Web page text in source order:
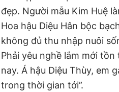
đẹp. Người mẫu Kim Huệ
Hoa hậu Diệu Hân bộc
không đủ thu nhập nuôi
Phải yêu nghề lắm mới
nay. Á hậu Diệu Thùy, em
trong thời gian tới”.